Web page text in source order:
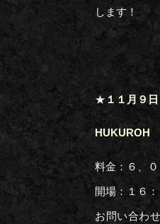
します！
★ １１月９
HUKUROH
料金：６、
開場：１６
お問い合わ